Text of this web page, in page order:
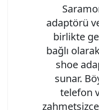
adaptörü
birlikte
bağlı
shoe
sunar.
telefon